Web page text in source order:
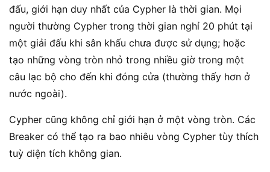
đấu, giới hạn duy nhất của Cypher là thời gian. Mọi
người thường Cypher trong thời gian nghỉ 20 phút tại
một giải đấu khi sân khấu chưa được sử dụng; hoặc
tạo những vòng tròn nhỏ trong nhiều giờ trong một
câu lạc bộ cho đến khi đóng cửa (thường thấy hơn ở
nước ngoài).
Cypher cũng không chỉ giới hạn ở một vòng tròn. Các
Breaker có thể tạo ra bao nhiêu vòng Cypher tùy thích
tuỳ diện tích không gian.